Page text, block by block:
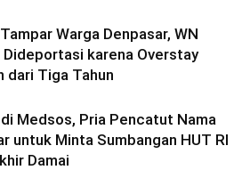
Warga Denpasar, WN
Dideportasi karena Overstay
dari Tiga Tahun
Medsos, Pria Pencatut Nama
untuk Minta Sumbangan HUT RI
Damai